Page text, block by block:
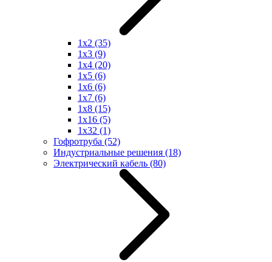
1x2 (35)
1x3 (9)
1x4 (20)
1x5 (6)
1x6 (6)
1x7 (6)
1x8 (15)
1x16 (5)
1x32 (1)
Гофротруба (52)
Индустриальные решения (18)
Электрический кабель (80)